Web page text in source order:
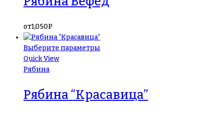
от1,050₽
Выберите параметры
Quick View
Рябина
Рябина “Красавица”